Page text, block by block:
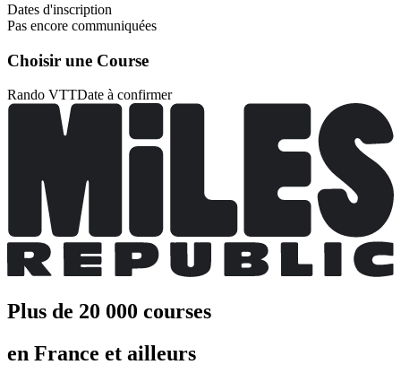
Dates d'inscription
Pas encore communiquées
Choisir une Course
Rando VTTDate à confirmer
Plus de 20 000 courses
en France et ailleurs